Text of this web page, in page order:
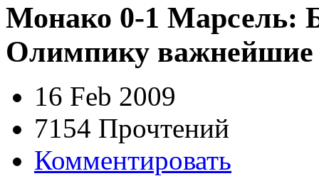
Монако 0-1 Марсель:
Олимпику важнейшие
16 Feb 2009
7154 Прочтений
Комментировать